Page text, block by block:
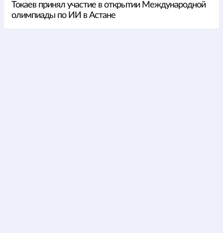
Токаев принял участие в открытии Международной
олимпиады по ИИ в Астане